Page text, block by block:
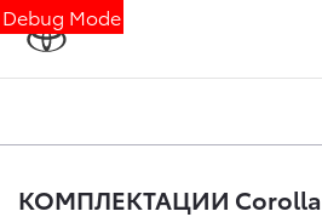
Debug Mode
КОМПЛЕКТАЦИИ Corolla